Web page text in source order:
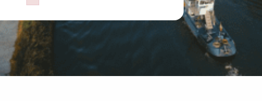
Failed to initialize plugin: wplink